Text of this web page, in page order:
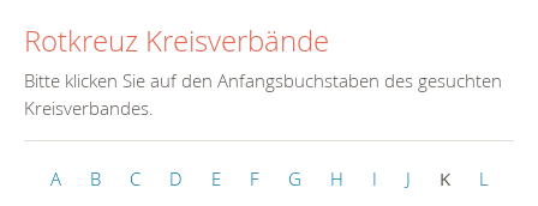
Rotkreuz Kreisverbände
Bitte klicken Sie auf den Anfangsbuchstaben des gesuchten
Kreisverbandes.
A B C D E F G H I J K L